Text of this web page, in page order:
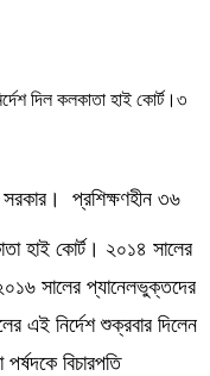
সরকার। প্রশিক্ষণহীন ৩৬
হাই কোর্ট। ২০১৪ সালের
সালের প্যানেলভুক্তদের
এই নির্দেশ শুক্রবার দিলেন
বিচারপতি